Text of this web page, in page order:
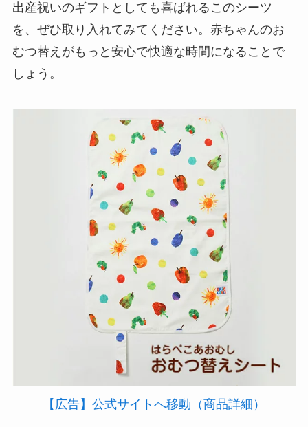
出産祝いのギフトとしても喜ばれるこのシーツ
を、ぜひ取り入れてみてください。赤ちゃんのお
むつ替えがもっと安心で快適な時間になることで
しょう。
【広告】公式サイトへ移動（商品詳細）